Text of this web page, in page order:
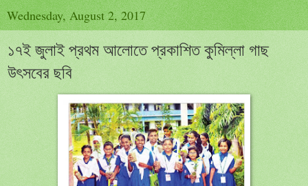
Wednesday, August 2, 2017
১৭ই জুলাই প্রথম আলোতে প্রকাশিত কুমিল্লা গাছ
উৎসবের ছবি